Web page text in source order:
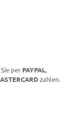
per PAYPAL,
zahlen.